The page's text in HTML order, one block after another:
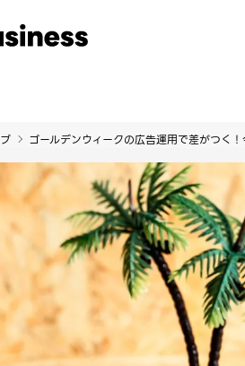
イベント・セミナー
ゴールデンウィークの広告運用で差がつく